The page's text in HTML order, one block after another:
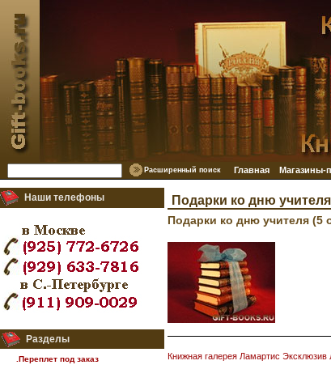
Расширенный поиск Главная Магазины-
Наши телефоны
Разделы
.Переплет под заказ
Подарки ко дню учителя
Подарки ко дню учителя (5
Книжная галерея Ламартис Эксклюзив